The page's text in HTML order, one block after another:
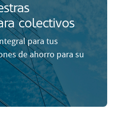
colectivos
para tus
de ahorro para su